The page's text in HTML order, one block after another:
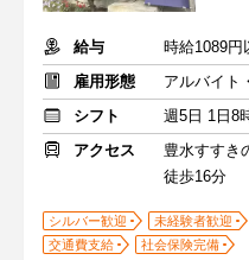
給与
時給1089円
雇用形態
アルバイト
シフト
週5日 1日8
アクセス
豊水すすき
徒歩16分
シルバー歓迎 未経験者歓迎
交通費支給
社会保険完備